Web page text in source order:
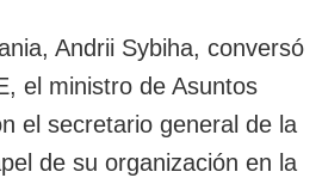
Andrii Sybiha, conversó
el ministro de Asuntos
el secretario general de la
de su organización en la